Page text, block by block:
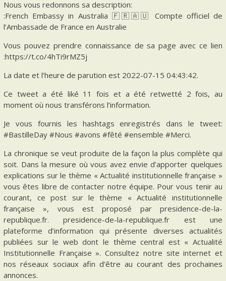
Nous vous redonnons sa description:
:French Embassy in Australia 🇫🇷🇦🇺 Compte officiel de
l’Ambassade de France en Australie
Vous pouvez prendre connaissance de sa page avec ce lien
:https://t.co/4hTi9rMZ5j
La date et l’heure de parution est 2022-07-15 04:43:42.
Ce tweet a été liké 11 fois et a été retwetté 2 fois, au
moment où nous transférons l’information.
Je vous fournis les hashtags enregistrés dans le tweet:
#BastilleDay #Nous #avons #fêté #ensemble #Merci.
La chronique se veut produite de la façon la plus complète qui
soit. Dans la mesure où vous avez envie d’apporter quelques
explications sur le thème « Actualité institutionnelle française »
vous êtes libre de contacter notre équipe. Pour vous tenir au
courant, ce post sur le thème « Actualité institutionnelle
française », vous est proposé par presidence-de-la-
republique.fr. presidence-de-la-republique.fr est une
plateforme d’information qui présente diverses actualités
publiées sur le web dont le thème central est « Actualité
Institutionnelle Française ». Consultez notre site internet et
nos réseaux sociaux afin d’être au courant des prochaines
annonces.